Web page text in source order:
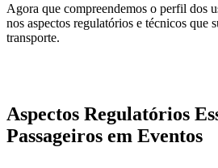
Agora que compreendemos o perfil dos
nos aspectos regulatórios e técnicos que
transporte.
Aspectos Regulatórios
Passageiros em Eventos